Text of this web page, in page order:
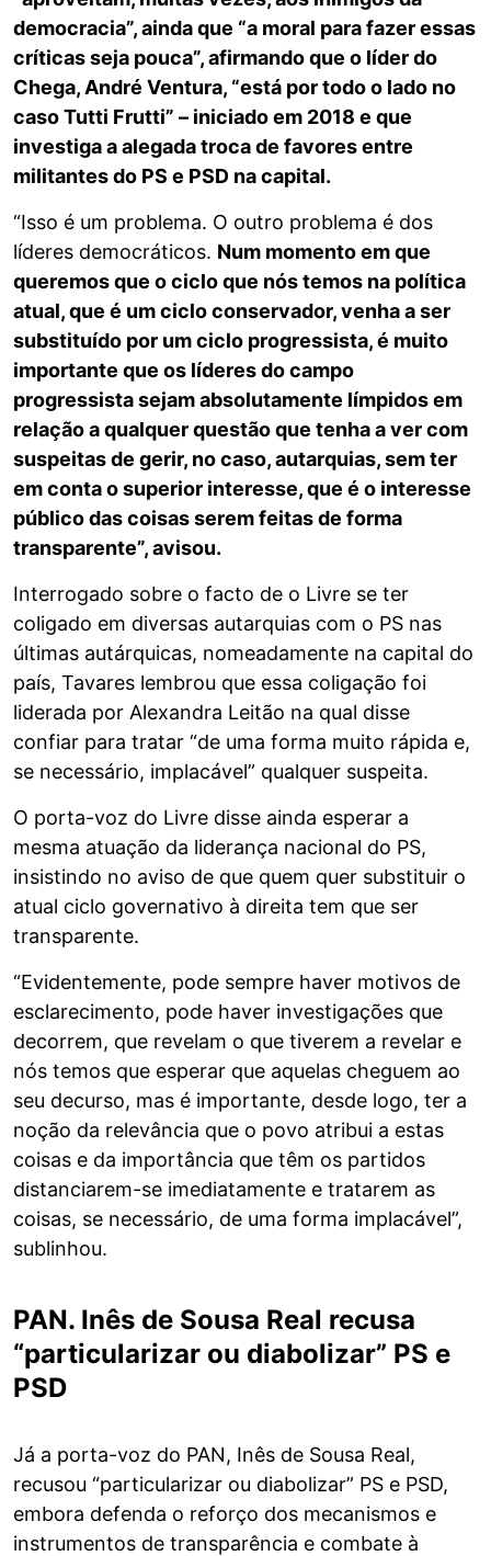
democracia”, ainda que “a moral para fazer essas
críticas seja pouca”, afirmando que o líder do
Chega, André Ventura, “está por todo o lado no
caso Tutti Frutti” – iniciado em 2018 e que
investiga a alegada troca de favores entre
militantes do PS e PSD na capital.
“Isso é um problema. O outro problema é dos
líderes democráticos. Num momento em que
queremos que o ciclo que nós temos na política
atual, que é um ciclo conservador, venha a ser
substituído por um ciclo progressista, é muito
importante que os líderes do campo
progressista sejam absolutamente límpidos em
relação a qualquer questão que tenha a ver com
suspeitas de gerir, no caso, autarquias, sem ter
em conta o superior interesse, que é o interesse
público das coisas serem feitas de forma
transparente”, avisou.
Interrogado sobre o facto de o Livre se ter
coligado em diversas autarquias com o PS nas
últimas autárquicas, nomeadamente na capital do
país, Tavares lembrou que essa coligação foi
liderada por Alexandra Leitão na qual disse
confiar para tratar “de uma forma muito rápida e,
se necessário, implacável” qualquer suspeita.
O porta-voz do Livre disse ainda esperar a
mesma atuação da liderança nacional do PS,
insistindo no aviso de que quem quer substituir o
atual ciclo governativo à direita tem que ser
transparente.
“Evidentemente, pode sempre haver motivos de
esclarecimento, pode haver investigações que
decorrem, que revelam o que tiverem a revelar e
nós temos que esperar que aquelas cheguem ao
seu decurso, mas é importante, desde logo, ter a
noção da relevância que o povo atribui a estas
coisas e da importância que têm os partidos
distanciarem-se imediatamente e tratarem as
coisas, se necessário, de uma forma implacável”,
sublinhou.
PAN. Inês de Sousa Real recusa
“particularizar ou diabolizar” PS e
PSD
Já a porta-voz do PAN, Inês de Sousa Real,
recusou “particularizar ou diabolizar” PS e PSD,
embora defenda o reforço dos mecanismos e
instrumentos de transparência e combate à